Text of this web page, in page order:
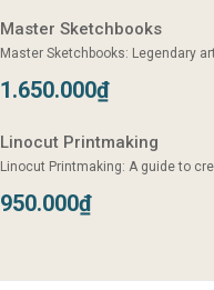
Master Sketchbooks
Master Sketchbooks: Legendary
1.650.000₫
Linocut Printmaking
Linocut Printmaking: A guide to
950.000₫